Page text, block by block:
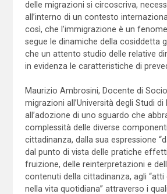
delle migrazioni si circoscriva,
all’interno di un contesto
così, che l’immigrazione è un
segue le dinamiche della cosiddetta
che un attento studio delle relative
in evidenza le caratteristiche di
Maurizio Ambrosini, Docente di
migrazioni all’Università degli Studi di
all’adozione di uno sguardo che
complessità delle diverse
cittadinanza, dalla sua espressione
dal punto di vista delle pratiche
fruizione, delle reinterpretazioni e
contenuti della cittadinanza, agli “atti
nella vita quotidiana” attraverso i